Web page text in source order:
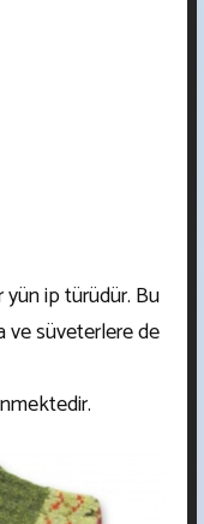
yün ip türüdür. Bu
ve süveterlere de